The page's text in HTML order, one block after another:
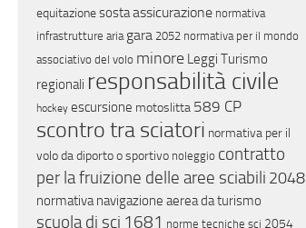
equitazionesostaassicurazione normativa
infrastrutture aria gara 2052 normativa per il mondo
associativo del volo minore Leggi Turismo
regionali responsabilità civile
hockey escursione motoslitta 589 CP
scontro tra sciatori normativa per il
volo da diporto o sportivo noleggio contratto
per la fruizione delle aree sciabili 2048
normativa navigazione aerea da turismo
scuola di sci 1681 norme tecniche sci 2054